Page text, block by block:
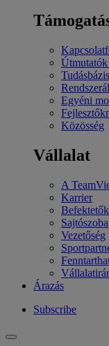
Tudásbázis
Egyéni
Közösség
Vállalat
A
Karrier
Befektetők
Sajtószoba
Vezetőség
Árazás
Subscribe